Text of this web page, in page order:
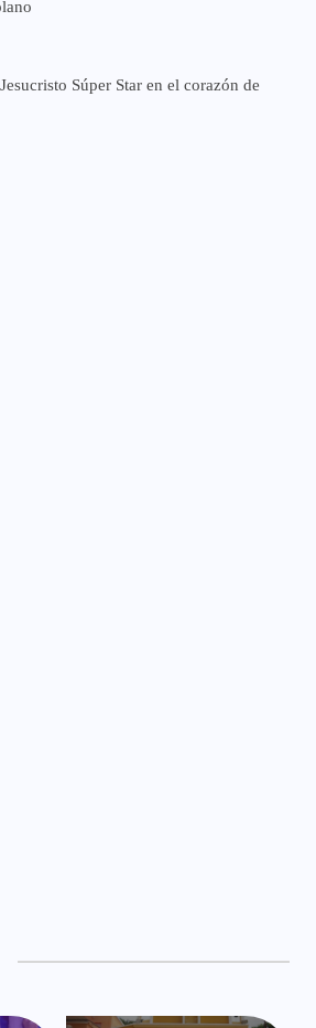
Súper Star en el corazón de